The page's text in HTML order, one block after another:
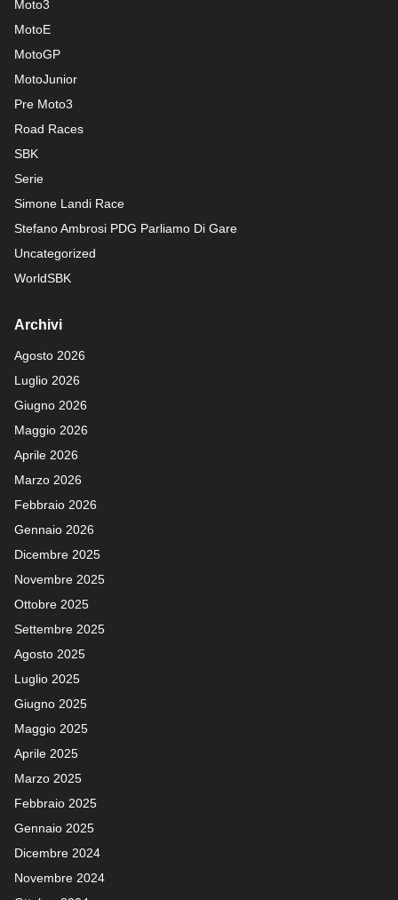
Moto3
MotoE
MotoGP
MotoJunior
Pre Moto3
Road Races
SBK
Serie
Simone Landi Race
Stefano Ambrosi PDG Parliamo Di Gare
Uncategorized
WorldSBK
Archivi
Agosto 2026
Luglio 2026
Giugno 2026
Maggio 2026
Aprile 2026
Marzo 2026
Febbraio 2026
Gennaio 2026
Dicembre 2025
Novembre 2025
Ottobre 2025
Settembre 2025
Agosto 2025
Luglio 2025
Giugno 2025
Maggio 2025
Aprile 2025
Marzo 2025
Febbraio 2025
Gennaio 2025
Dicembre 2024
Novembre 2024